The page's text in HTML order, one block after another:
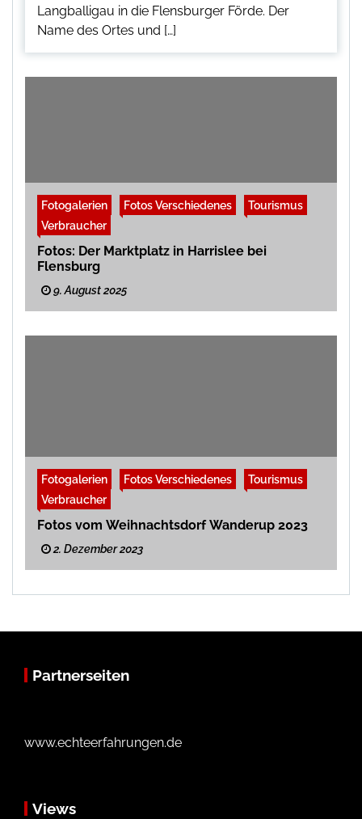
Langballigau in die Flensburger Förde. Der
Name des Ortes und […]
Fotogalerien Fotos Verschiedenes
Tourismus
Verbraucher
Fotos: Der Marktplatz in Harrislee bei
Flensburg
9. August 2025
Fotogalerien Fotos Verschiedenes
Tourismus
Verbraucher
Fotos vom Weihnachtsdorf Wanderup 2023
2. Dezember 2023
Partnerseiten
www.echteerfahrungen.de
Views